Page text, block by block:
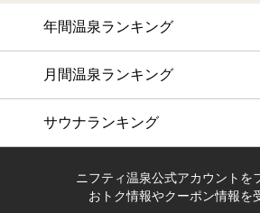
年間温泉ランキング
月間温泉ランキング
サウナランキング
ニフティ温泉公式アカウントを
おトク情報やクーポン情報を